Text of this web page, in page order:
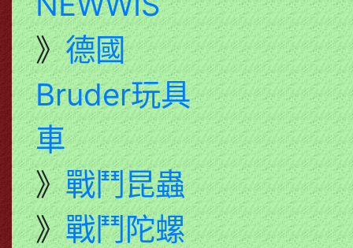
》德國
Bruder玩具
車
》戰鬥昆蟲
》戰鬥陀螺